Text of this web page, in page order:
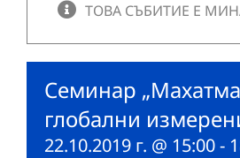
ТОВА СЪБИТИЕ Е
Семинар
глобални
22.10.2019 г. @ 15:00-